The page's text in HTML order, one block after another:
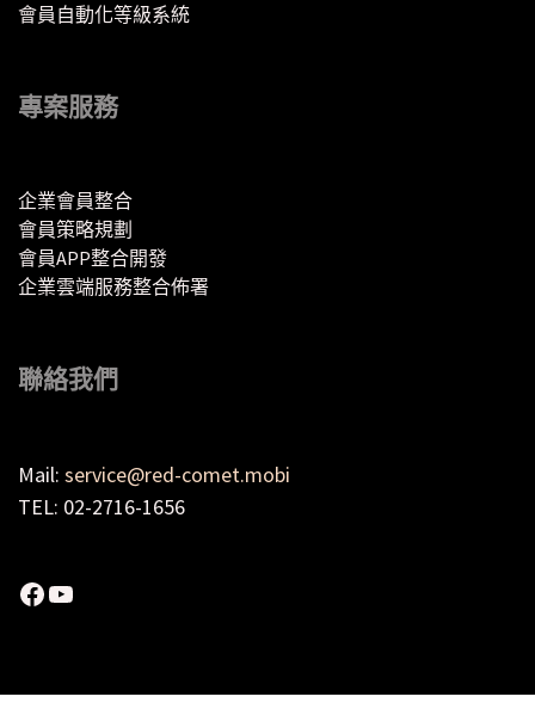
會員自動化等級系統
專案服務
企業會員整合
會員策略規劃
會員APP整合開發
企業雲端服務整合佈署
聯絡我們
Mail: service@red-comet.mobi
TEL: 02-2716-1656
Facebook
YouTube